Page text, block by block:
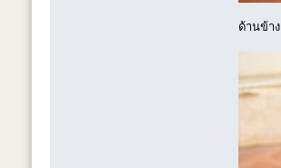
ด้านข้าง